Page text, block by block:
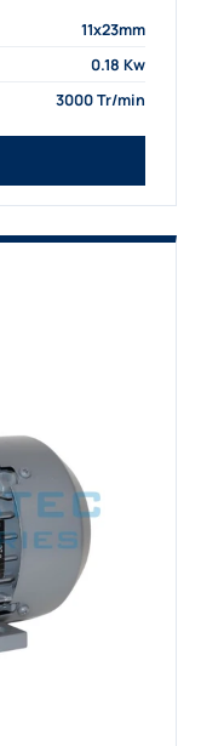
11x23mm
0.18 Kw
3000 Tr/min